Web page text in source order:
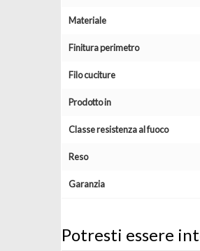
Materiale
Finitura perimetro
Filo cuciture
Prodotto in
Classe resistenza al fuoco
Reso
Garanzia
Potresti essere